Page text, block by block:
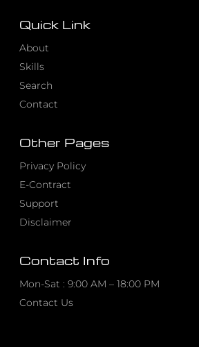
Quick Link
About
Skills
Search
Contact
Other Pages
Privacy Policy
E-Contract
Support
Disclaimer
Contact Info
Mon-Sat : 9:00 AM – 18:00 PM
Contact Us